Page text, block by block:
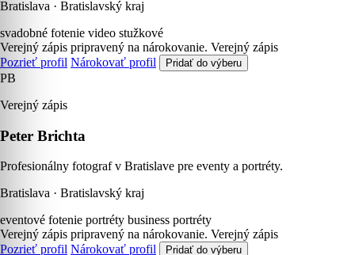
Bratislava · Bratislavský kraj
svadobné fotenie video stužkové
Verejný zápis pripravený na nárokovanie. Verejný zápis
Pozrieť profil Nárokovať profil Pridať do výberu
PB
Verejný zápis
Peter Brichta
Profesionálny fotograf v Bratislave pre eventy a portréty.
Bratislava · Bratislavský kraj
eventové fotenie portréty business portréty
Verejný zápis pripravený na nárokovanie. Verejný zápis
Pozrieť profil Nárokovať profil Pridať do výberu